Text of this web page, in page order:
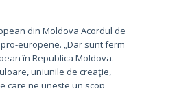
din Moldova Acordul de
europene. „Dar sunt ferm
în Republica Moldova.
uniunile de creaţie,
care ne uneşte un scop